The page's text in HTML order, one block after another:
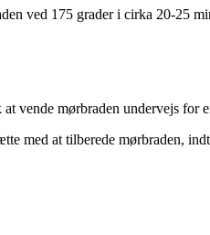
ved 175 grader i cirka 20-25
vende mørbraden undervejs for
med at tilberede mørbraden,